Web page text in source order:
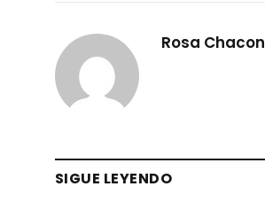
Rosa Chacon
SIGUE LEYENDO